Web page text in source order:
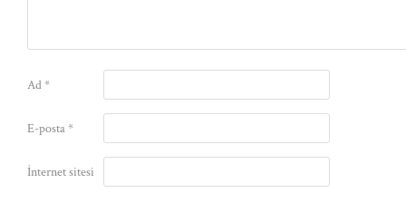
Ad*
E-posta*
İnternet sitesi